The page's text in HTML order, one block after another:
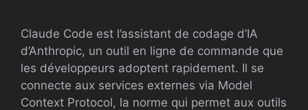
Claude Code est l’assistant de codage d’IA
d’Anthropic, un outil en ligne de commande que
les développeurs adoptent rapidement. Il se
connecte aux services externes via Model
Context Protocol, la norme qui permet aux outils